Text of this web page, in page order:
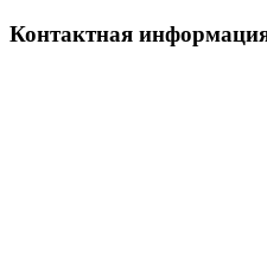
Контактная